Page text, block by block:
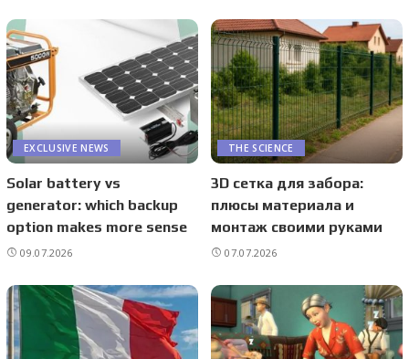
EXCLUSIVE NEWS
Solar battery vs
generator: which backup
option makes more sense
09.07.2026
THE SCIENCE
3D сетка для забора:
плюсы материала и
монтаж своими руками
07.07.2026